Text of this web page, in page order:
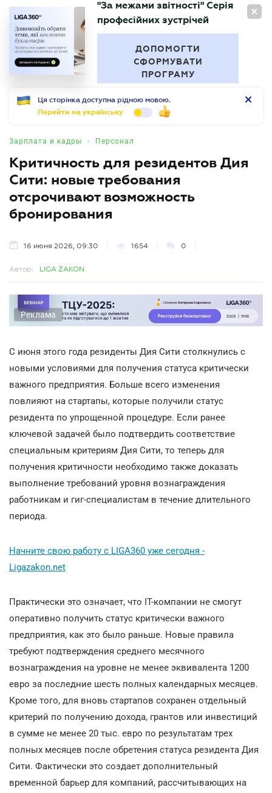
БУХГАЛТЕР
"За межами звітності" Серія
професійних зустрічей
ДОПОМОГТИ
СФОРМУВАТИ
ПРОГРАМУ
Ця сторінка доступна рідною мовою.
Перейти на українську
Зарплата и кадры • Персонал
Критичность для резидентов Дия
Сити: новые требования
отсрочивают возможность
бронирования
16 июня 2026, 09:30 1654 0
Автор: LIGA ZAKON
Реклама
С июня этого года резиденты Дия Сити столкнулись с
новыми условиями для получения статуса критически
важного предприятия. Больше всего изменения
повлияют на стартапы, которые получили статус
резидента по упрощенной процедуре. Если ранее
ключевой задачей было подтвердить соответствие
специальным критериям Дия Сити, то теперь для
получения критичности необходимо также доказать
выполнение требований уровня вознаграждения
работникам и гиг-специалистам в течение длительного
периода.
Начните свою работу с LIGA360 уже сегодня -
Ligazakon.net
Практически это означает, что ІТ-компании не смогут
оперативно получить статус критически важного
предприятия, как это было раньше. Новые правила
требуют подтверждения среднего месячного
вознаграждения на уровне не менее эквивалента 1200
евро за последние шесть полных календарных месяцев.
Кроме того, для вновь стартапов сохранен отдельный
критерий по получению дохода, грантов или инвестиций
в сумме не менее 20 тыс. евро по результатам трех
полных месяцев после обретения статуса резидента Дия
Сити. Фактически это создает дополнительный
временной барьер для компаний, рассчитывающих на